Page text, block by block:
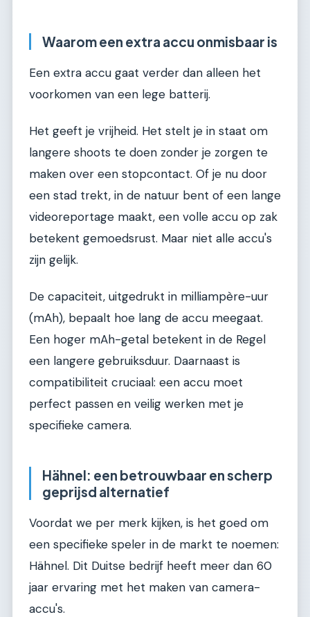
Waarom een extra accu onmisbaar is
Een extra accu gaat verder dan alleen het
voorkomen van een lege batterij.
Het geeft je vrijheid. Het stelt je in staat om
langere shoots te doen zonder je zorgen te
maken over een stopcontact. Of je nu door
een stad trekt, in de natuur bent of een lange
videoreportage maakt, een volle accu op zak
betekent gemoedsrust. Maar niet alle accu's
zijn gelijk.
De capaciteit, uitgedrukt in milliampère-uur
(mAh), bepaalt hoe lang de accu meegaat.
Een hoger mAh-getal betekent in de Regel
een langere gebruiksduur. Daarnaast is
compatibiliteit cruciaal: een accu moet
perfect passen en veilig werken met je
specifieke camera.
Hähnel: een betrouwbaar en scherp
geprijsd alternatief
Voordat we per merk kijken, is het goed om
een specifieke speler in de markt te noemen:
Hähnel. Dit Duitse bedrijf heeft meer dan 60
jaar ervaring met het maken van camera-
accu's.